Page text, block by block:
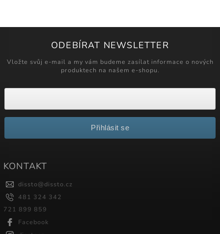
ODEBÍRAT NEWSLETTER
Vložte svůj e-mail a my vám budeme zasílat informace o nových
produktech na našem e-shopu.
Přihlásit se
KONTAKT
dissto@dissto.cz
481 324 342
721 899 859
Facebook